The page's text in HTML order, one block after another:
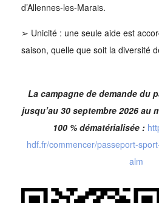
d’Allennes-les-Marais.
➢ Unicité : une seule aide est
saison, quelle que soit la diversité
La campagne de demande du
jusqu’au 30 septembre 2026 au
100 % dématérialisée :
hdf.fr/commencer/passeport-
alm